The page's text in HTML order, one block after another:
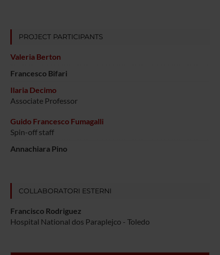
PROJECT PARTICIPANTS
Valeria Berton
Francesco Bifari
Ilaria Decimo
Associate Professor
Guido Francesco Fumagalli
Spin-off staff
Annachiara Pino
COLLABORATORI ESTERNI
Francisco Rodriguez
Hospital National dos Paraplejco - Toledo